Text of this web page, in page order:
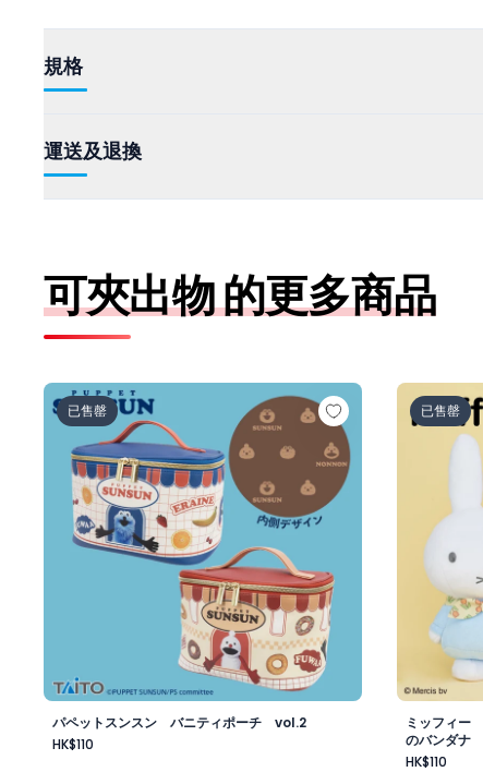
規格
運送及退換
可夾出物 的更多商品
パペットスンスン バニティポーチ vol.2
已售罄
パペットスンスン バニティポーチ vol.2
HK$110
ミッフィ
已售罄
ミッフィー
のバンダナ
HK$110